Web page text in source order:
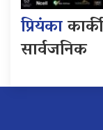
प्रियंका
सार्वजनिक